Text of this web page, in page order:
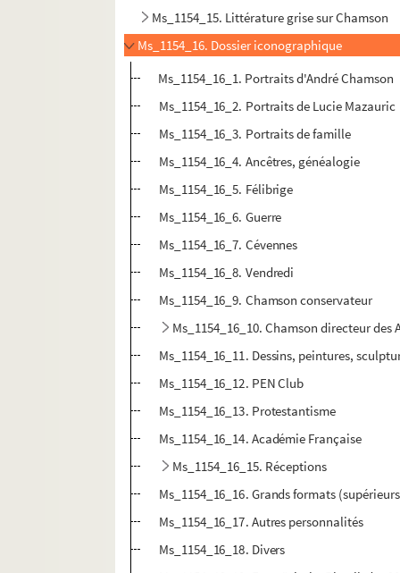
Ms_1154_15. Littérature grise sur Chamson
Ms_1154_16. Dossier iconographique
Ms_1154_16_1. Portraits d'André Chamson
Ms_1154_16_2. Portraits de Lucie Mazauric
Ms_1154_16_3. Portraits de famille
Ms_1154_16_4. Ancêtres, généalogie
Ms_1154_16_5. Félibrige
Ms_1154_16_6. Guerre
Ms_1154_16_7. Cévennes
Ms_1154_16_8. Vendredi
Ms_1154_16_9. Chamson conservateur
Ms_1154_16_10. Chamson directeur
Ms_1154_16_11. Dessins, peintures,
Ms_1154_16_12. PEN Club
Ms_1154_16_13. Protestantisme
Ms_1154_16_14. Académie Française
Ms_1154_16_15. Réceptions
Ms_1154_16_16. Grands formats
Ms_1154_16_17. Autres personnalités
Ms_1154_16_18. Divers